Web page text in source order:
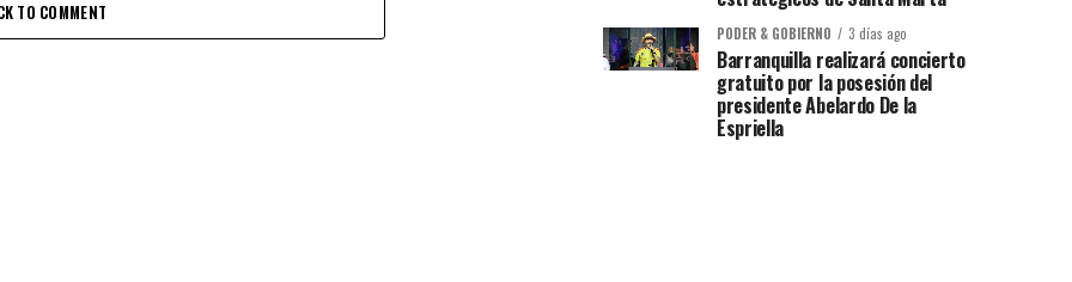
TO COMMENT
PODER & GOBIERNO 3 días ago
Barranquilla realizará concierto
gratuito por la posesión del
presidente Abelardo De la
Espriella